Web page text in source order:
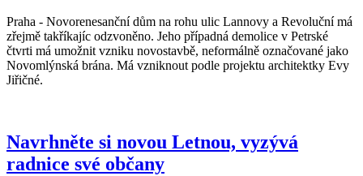
Praha - Novorenesanční dům na rohu ulic Lannovy a Revoluční má
zřejmě takříkajíc odzvoněno. Jeho případná demolice v Petrské
čtvrti má umožnit vzniku novostavbě, neformálně označované jako
Novomlýnská brána. Má vzniknout podle projektu architektky Evy
Jiřičné.
Navrhněte si novou Letnou, vyzývá
radnice své občany